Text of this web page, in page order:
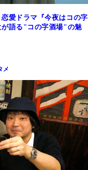
愛ドラマ『今夜はコの字
が語る"コの字酒場"の魅
メ